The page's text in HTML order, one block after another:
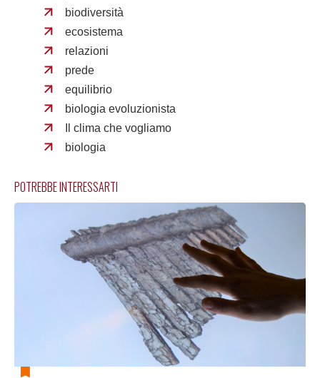
biodiversità
ecosistema
relazioni
prede
equilibrio
biologia evoluzionista
Il clima che vogliamo
biologia
POTREBBE INTERESSARTI